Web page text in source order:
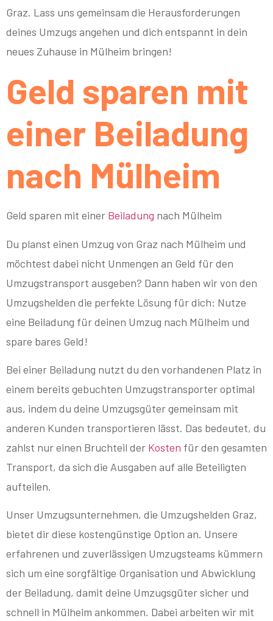
Graz. Lass uns gemeinsam die Herausforderungen
deines Umzugs angehen und dich entspannt in dein
neues Zuhause in Mülheim bringen!
Geld sparen mit
einer Beiladung
nach Mülheim
Geld sparen mit einer Beiladung nach Mülheim
Du planst einen Umzug von Graz nach Mülheim und
möchtest dabei nicht Unmengen an Geld für den
Umzugstransport ausgeben? Dann haben wir von den
Umzugshelden die perfekte Lösung für dich: Nutze
eine Beiladung für deinen Umzug nach Mülheim und
spare bares Geld!
Bei einer Beiladung nutzt du den vorhandenen Platz in
einem bereits gebuchten Umzugstransporter optimal
aus, indem du deine Umzugsgüter gemeinsam mit
anderen Kunden transportieren lässt. Das bedeutet, du
zahlst nur einen Bruchteil der Kosten für den gesamten
Transport, da sich die Ausgaben auf alle Beteiligten
aufteilen.
Unser Umzugsunternehmen, die Umzugshelden Graz,
bietet dir diese kostengünstige Option an. Unsere
erfahrenen und zuverlässigen Umzugsteams kümmern
sich um eine sorgfältige Organisation und Abwicklung
der Beiladung, damit deine Umzugsgüter sicher und
schnell in Mülheim ankommen. Dabei arbeiten wir mit